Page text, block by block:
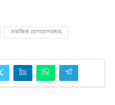
সামাজিক যোগাযোগমাধ্যম